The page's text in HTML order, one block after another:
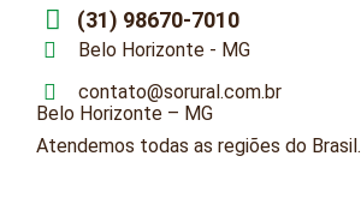
(31) 98670-7010
Belo Horizonte - MG
contato@sorural.com.br
Belo Horizonte – MG
Atendemos todas as regiões do Brasil.